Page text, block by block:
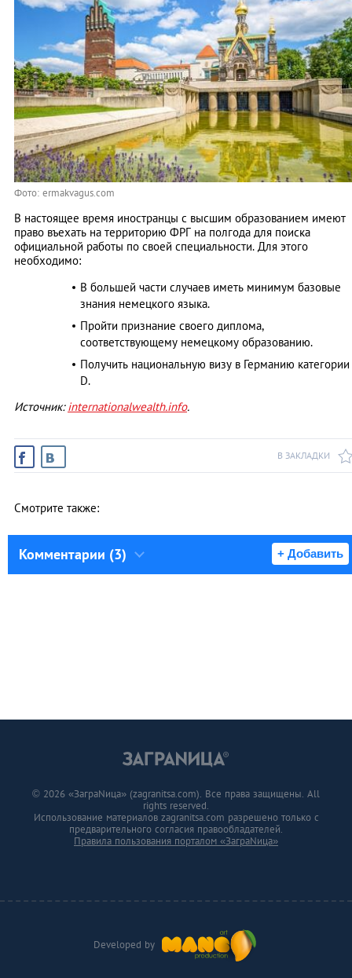
Фото: ermakvagus.com
В настоящее время иностранцы с высшим образованием имеют
право въехать на территорию ФРГ на полгода для поиска
официальной работы по своей специальности. Для этого
необходимо:
В большей части случаев иметь минимум базовые
знания немецкого языка.
Пройти признание своего диплома,
соответствующему немецкому образованию.
Получить национальную визу в Германию категории
D.
Источник:internationalwealth.info.
В ЗАКЛАДКИ
Смотрите также:
Комментарии (3) + Добавить
Developed by
© 2026 «ЗаграNица» (zagranitsa.com). Все права защищены. All
rights reserved.
Использование материалов zagranitsa.com разрешено только с
предварительного согласия правообладателей.
Правила пользования порталом «ЗаграNица»